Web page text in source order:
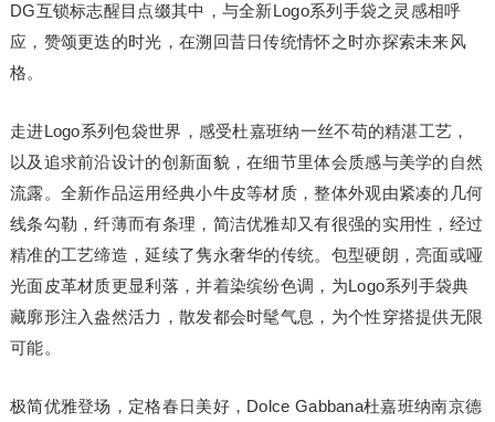
DG互锁标志醒目点缀其中，与全新Logo系列手袋之灵感相呼
应，赞颂更迭的时光，在溯回昔日传统情怀之时亦探索未来风
格。
走进Logo系列包袋世界，感受杜嘉班纳一丝不苟的精湛工艺，
以及追求前沿设计的创新面貌，在细节里体会质感与美学的自然
流露。全新作品运用经典小牛皮等材质，整体外观由紧凑的几何
线条勾勒，纤薄而有条理，简洁优雅却又有很强的实用性，经过
精准的工艺缔造，延续了隽永奢华的传统。包型硬朗，亮面或哑
光面皮革材质更显利落，并着染缤纷色调，为Logo系列手袋典
藏廓形注入盎然活力，散发都会时髦气息，为个性穿搭提供无限
可能。
极简优雅登场，定格春日美好，Dolce Gabbana杜嘉班纳南京德